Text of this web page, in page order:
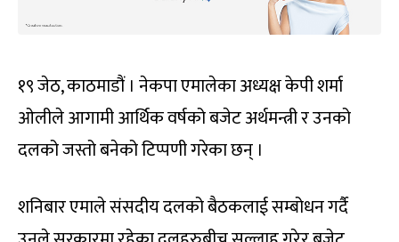
१९ जेठ, काठमाडौं । नेकपा एमालेका अध्यक्ष केपी शर्मा
ओलीले आगामी आर्थिक वर्षको बजेट अर्थमन्त्री र उनको
दलको जस्तो बनेको टिप्पणी गरेका छन् ।
शनिबार एमाले संसदीय दलको बैठकलाई सम्बोधन गर्दै